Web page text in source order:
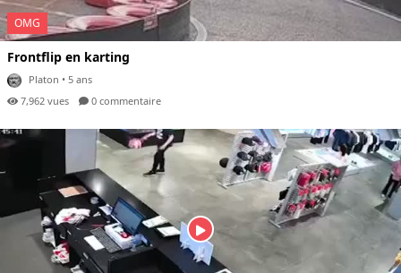
OMG
Frontflip en karting
Platon • 5 ans
7,962 vues
0 commentaire